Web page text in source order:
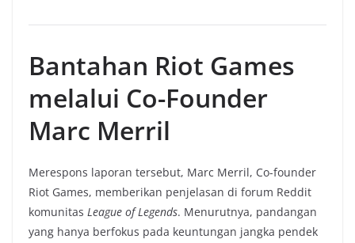
Bantahan Riot Games
melalui Co-Founder
Marc Merril
Merespons laporan tersebut, Marc Merril, Co-founder
Riot Games, memberikan penjelasan di forum Reddit
komunitas League of Legends. Menurutnya, pandangan
yang hanya berfokus pada keuntungan jangka pendek